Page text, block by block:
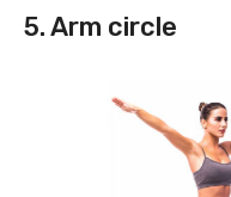
5. Arm circle